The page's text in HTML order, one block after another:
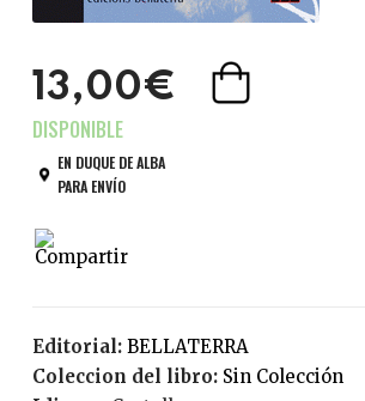
13,00€
EN DUQUE DE ALBA
PARA ENVÍO
Editorial:
BELLATERRA
Coleccion del libro:
Sin Colección